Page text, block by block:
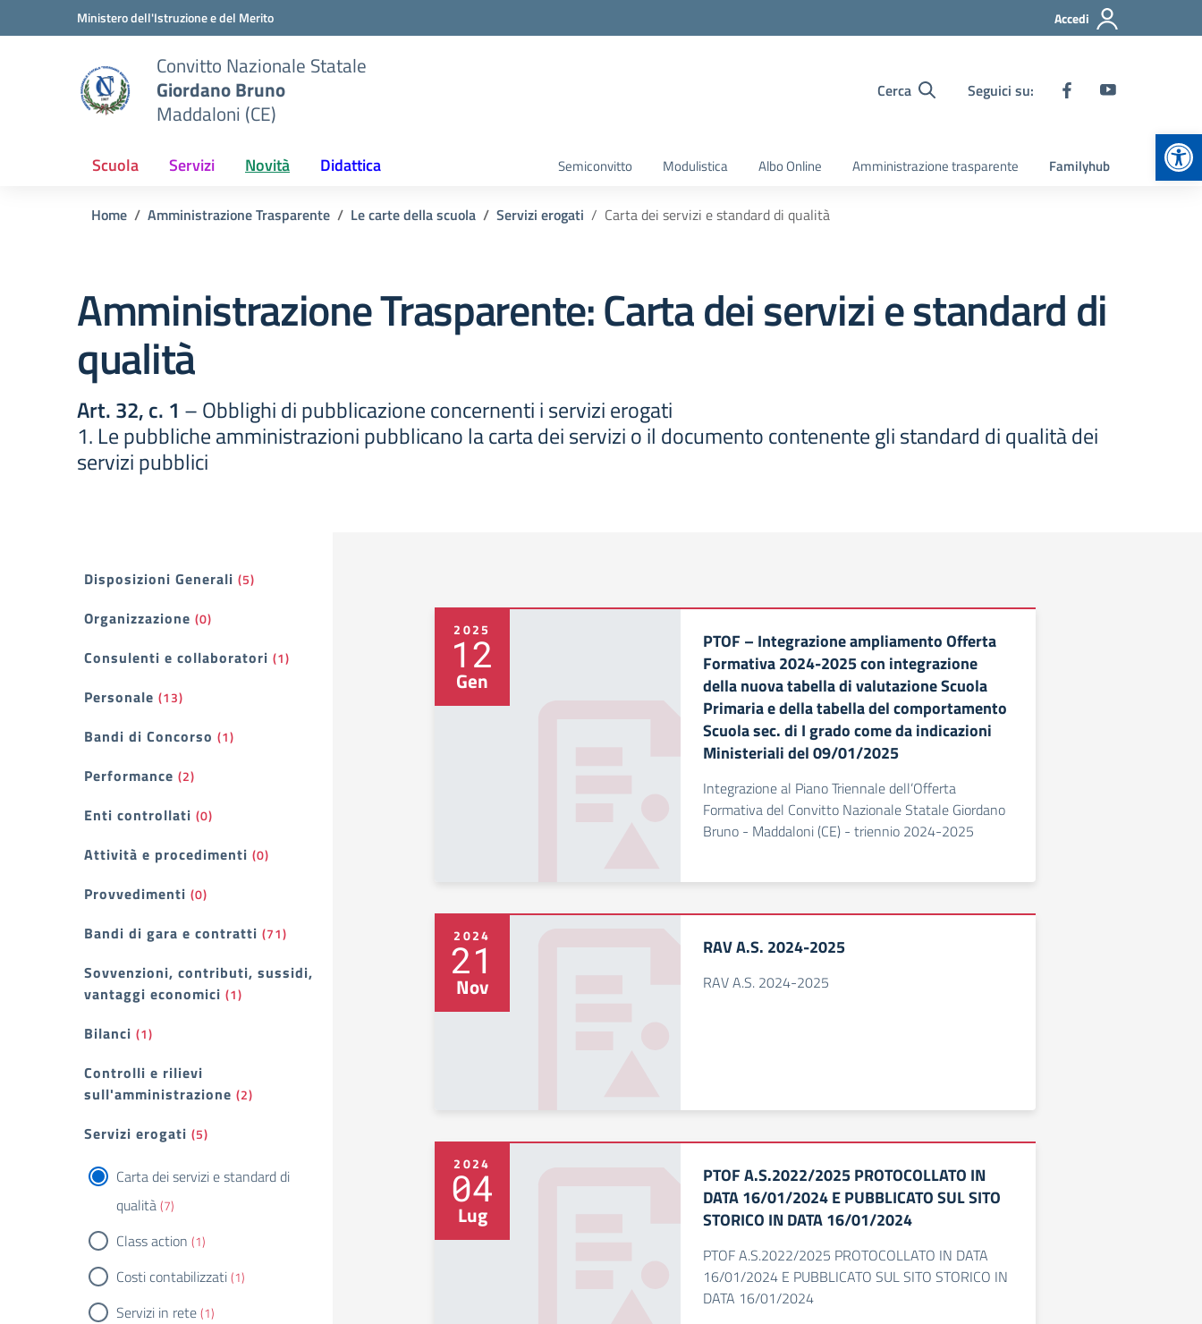
Vai ai contenuti
Vai al menu di navigazioneMinistero dell'Istruzione e del Merito Accedi
Convitto Nazionale Statale
Giordano Bruno
Maddaloni (CE)
Cerca Seguici su:
Scuola Servizi Novità Didattica Semiconvitto Modulistica Albo Online Amministrazione trasparente Familyhub
Home Amministrazione Trasparente Le carte della scuola Servizi erogati Carta dei servizi e standard di qualità
Amministrazione Trasparente:Carta dei servizi e standard di
qualità
Art. 32, c. 1 – Obblighi di pubblicazione concernenti i servizi erogati
1. Le pubbliche amministrazioni pubblicano la carta dei servizi o il documento contenente gli standard di qualità dei
servizi pubblici
Filtri
Disposizioni Generali (5)
Organizzazione (0)
Consulenti e collaboratori (1)
Personale (13)
Bandi di Concorso (1)
Performance (2)
Enti controllati (0)
Attività e procedimenti (0)
Provvedimenti (0)
Bandi di gara e contratti (71)
Sovvenzioni, contributi, sussidi,
vantaggi economici (1)
Bilanci (1)
Controlli e rilievi
sull'amministrazione (2)
Servizi erogati (5)
Carta dei servizi e standard di
qualità(7)
Class action (1)
Costi contabilizzati(1)
Servizi in rete(1)
2025
12
Gen
PTOF – Integrazione ampliamento Offerta
Formativa 2024-2025 con integrazione
della nuova tabella di valutazione Scuola
Primaria e della tabella del comportamento
Scuola sec. di I grado come da indicazioni
Ministeriali del 09/01/2025
Integrazione al Piano Triennale dell’Offerta
Formativa del Convitto Nazionale Statale Giordano
Bruno - Maddaloni (CE) - triennio 2024-2025
2024
21
Nov
RAV A.S. 2024-2025
RAV A.S. 2024-2025
2024
04
Lug
PTOF A.S.2022/2025 PROTOCOLLATO IN
DATA 16/01/2024 E PUBBLICATO SUL SITO
STORICO IN DATA 16/01/2024
PTOF A.S.2022/2025 PROTOCOLLATO IN DATA
16/01/2024 E PUBBLICATO SUL SITO STORICO IN
DATA 16/01/2024